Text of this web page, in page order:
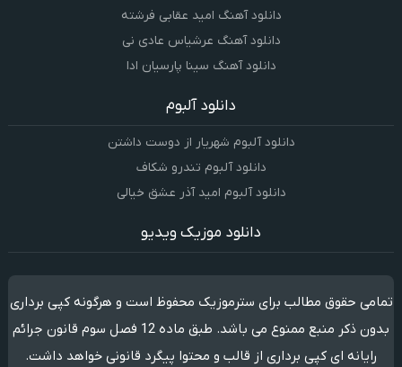
دانلود آهنگ امید عقابی فرشته
دانلود آهنگ عرشیاس عادی نی
دانلود آهنگ سینا پارسیان ادا
دانلود آلبوم
دانلود آلبوم شهریار از دوست داشتن
دانلود آلبوم تندرو شکاف
دانلود آلبوم امید آذر عشق خیالی
دانلود موزیک ویدیو
تمامی حقوق مطالب برای سترموزیک محفوظ است و هرگونه کپی برداری
بدون ذکر منبع ممنوع می باشد. طبق ماده 12 فصل سوم قانون جرائم
رایانه ای کپی برداری از قالب و محتوا پیگرد قانونی خواهد داشت.